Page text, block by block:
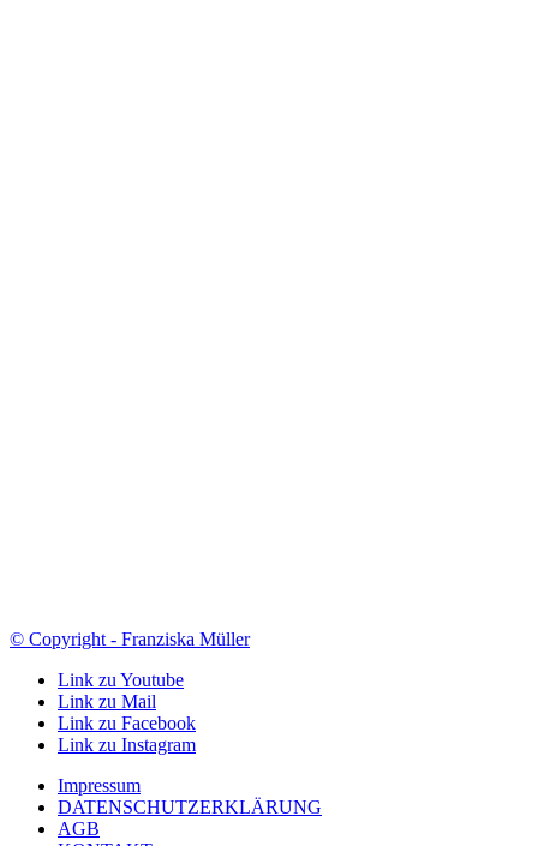
© Copyright - Franziska Müller
Link zu Youtube
Link zu Mail
Link zu Facebook
Link zu Instagram
Impressum
DATENSCHUTZERKLÄRUNG
AGB